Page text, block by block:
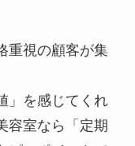
重視の顧客が集
」を感じてくれ
容室なら「定期